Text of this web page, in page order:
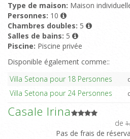
Type de maison: Maison
Personnes: 10
Chambres doubles: 5
Salles de bains: 5
Piscine: Piscine privée
Disponible également comme::
Villa Setona pour 18 Personnes
Villa Setona pour 24 Personnes
Casale Irina
de
Pas de frais de